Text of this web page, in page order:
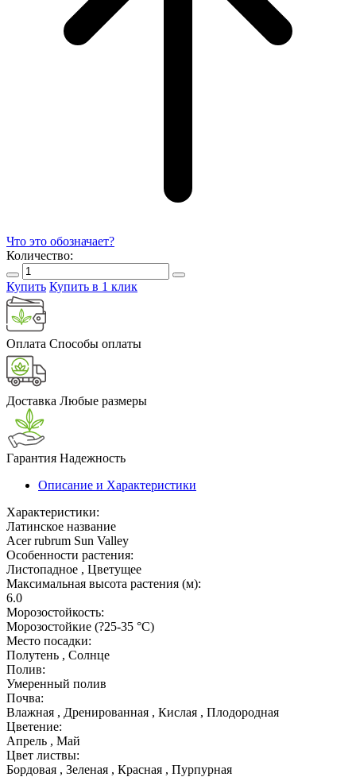
Что это обозначает?
Количество:
Купить Купить в 1 клик
Оплата Способы оплаты
Доставка Любые размеры
Гарантия Надежность
Описание и Характеристики
Характеристики:
Латинское название
Acer rubrum Sun Valley
Особенности растения:
Листопадное , Цветущее
Максимальная высота растения (м):
6.0
Морозостойкость:
Морозостойкие (?25-35 °С)
Место посадки:
Полутень , Солнце
Полив:
Умеренный полив
Почва:
Влажная , Дренированная , Кислая , Плодородная
Цветение:
Апрель , Май
Цвет листвы:
Бордовая , Зеленая , Красная , Пурпурная